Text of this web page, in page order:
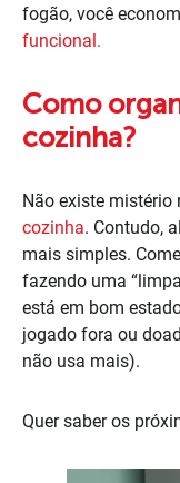
fogão, você
funcional.
Como
cozinha?
Não existe mistério
cozinha. Contudo,
mais simples.
fazendo uma
está em bom
jogado fora ou
não usa mais).
Quer saber os